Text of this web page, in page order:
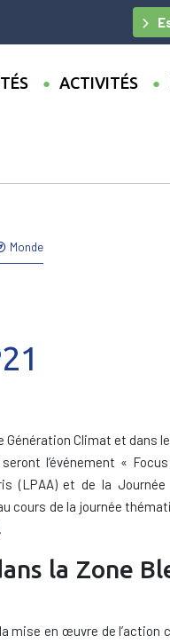
ACTIVITÉS
Monde
Génération Climat et dans
seront l’événement «
(LPAA)et de la Journée
cours dela journée
la Zone
mise en œuvre de